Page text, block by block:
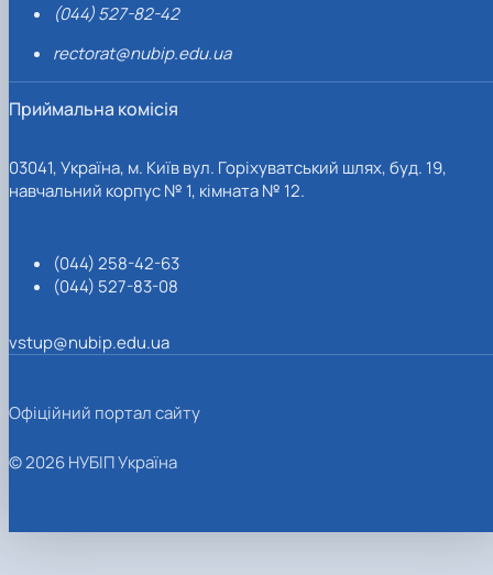
(044) 527-82-42
rectorat@nubip.edu.ua
Приймальна комісія
03041, Україна, м. Київ вул. Горіхуватський шлях, буд. 19,
навчальний корпус № 1, кімната № 12.
(044) 258-42-63
(044) 527-83-08
vstup@nubip.edu.ua
Офіційний портал сайту
© 2026 НУБІП Україна